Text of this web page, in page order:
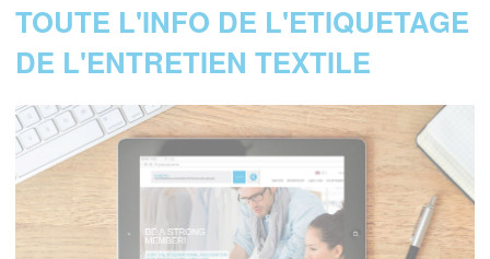
TOUTE L'INFO DE L'ETIQUETAGE
DE L'ENTRETIEN TEXTILE